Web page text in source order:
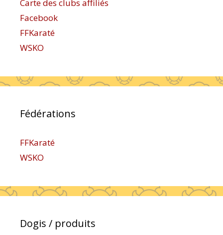
Carte des clubs affiliés
Facebook
FFKaraté
WSKO
Fédérations
FFKaraté
WSKO
Dogis / produits